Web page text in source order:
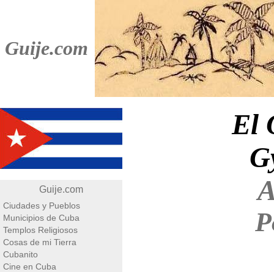
Guije.com
Guije.com
Ciudades y Pueblos
Municipios de Cuba
Templos Religiosos
Cosas de mi Tierra
Cubanito
Cine en Cuba
El